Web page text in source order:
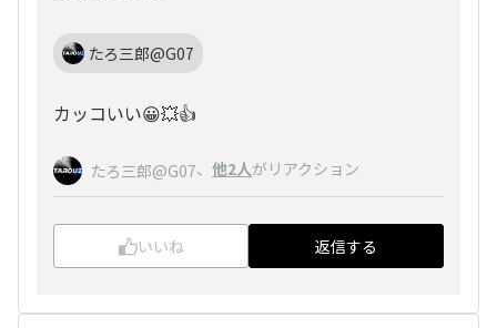
たろ三郎@G07
カッコいい😀💥👍
たろ三郎@G07、 他2人がリアクション
いいね 返信する